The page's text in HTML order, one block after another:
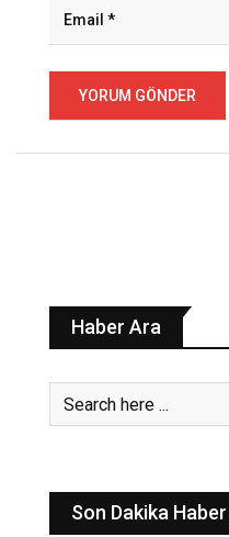
Haber Ara
Son Dakika Haber